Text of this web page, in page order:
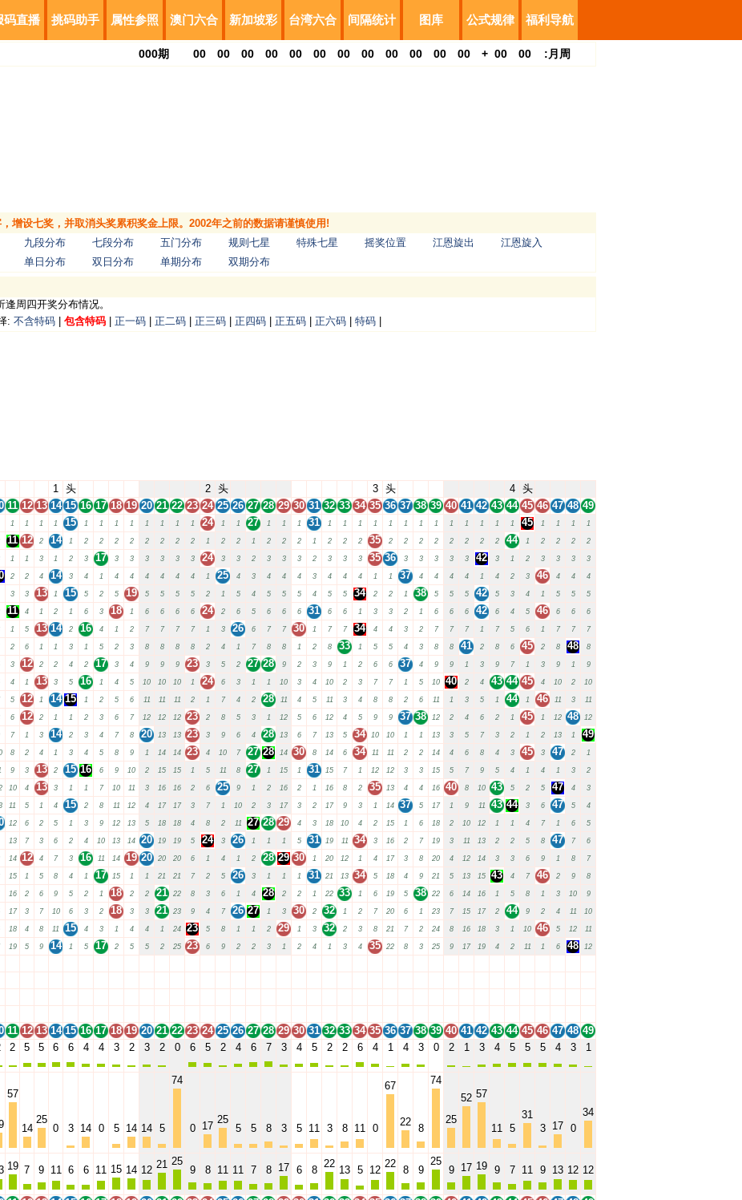
码直播 挑码助手 属性参照 澳门六合 新加坡彩 台湾六合 间隔统计 图库 公式规律 福利导航
000期 00 00 00 00 00 00 00 00 00 00 00 00 + 00 00 : 月 周
增设七奖，并取消头奖累积奖金上限。2002年之前的数据请谨慎使用!
九段分布 七段分布 五门分布 规则七星 特殊七星 摇奖位置 江恩旋出
江恩旋入
单日分布 双日分布 单期分布 双期分布
周四开奖分布情况。
: 不含特码 包含特码 正一码 正二码 正三码 正四码 正五码 正六码 特码
1 头 2 头 3 头 4
头
11 12 13 14 15 16 17 18 19 20 21 22 23 24 25 26 27 28 29 30 31 32 33 34 35 36 37 38 39 40 41 42 43 44 45 46 47 48 49
1 1 1 1 15 1 1 1 1 1 1 1 1 24 1 1 27 1 1 1 31 1 1 1 1 1 1 1 1 1 1 1 1 1 45 1 1 1 1
11 12 2 14 1 2 2 2 2 2 2 2 2 1 2 2 1 2 2 2 1 2 2 2 35 2 2 2 2 2 2 2 2 44 1 2 2 2 2
1 1 3 1 2 3 17 3 3 3 3 3 3 24 3 3 2 3 3 3 2 3 3 3 35 36 3 3 3 3 3 42 3 1 2 3 3 3 3
2 2 4 14 3 4 1 4 4 4 4 4 4 1 25 4 3 4 4 4 3 4 4 4 1 1 37 4 4 4 4 1 4 2 3 46 4 4 4
3 3 13 1 15 5 2 5 19 5 5 5 5 2 1 5 4 5 5 5 4 5 5 34 2 2 1 38 5 5 5 42 5 3 4 1 5 5 5
11 4 1 2 1 6 3 18 1 6 6 6 6 24 2 6 5 6 6 6 31 6 6 1 3 3 2 1 6 6 6 42 6 4 5 46 6 6 6
1 5 13 14 2 16 4 1 2 7 7 7 7 1 3 26 6 7 7 30 1 7 7 34 4 4 3 2 7 7 7 1 7 5 6 1 7 7 7
2 6 1 1 3 1 5 2 3 8 8 8 8 2 4 1 7 8 8 1 2 8 33 1 5 5 4 3 8 8 41 2 8 6 45 2 8 48 8
3 12 2 2 4 2 17 3 4 9 9 9 23 3 5 2 27 28 9 2 3 9 1 2 6 6 37 4 9 9 1 3 9 7 1 3 9 1 9
4 1 13 3 5 16 1 4 5 10 10 10 1 24 6 3 1 1 10 3 4 10 2 3 7 7 1 5 10 40 2 4 43 44 45 4 10 2 10
5 12 1 14 15 1 2 5 6 11 11 11 2 1 7 4 2 28 11 4 5 11 3 4 8 8 2 6 11 1 3 5 1 44 1 46 11 3 11
6 12 2 1 1 2 3 6 7 12 12 12 23 2 8 5 3 1 12 5 6 12 4 5 9 9 37 38 12 2 4 6 2 1 45 1 12 48 12
7 1 3 14 2 3 4 7 8 20 13 13 23 3 9 6 4 28 13 6 7 13 5 34 10 10 1 1 13 3 5 7 3 2 1 2 13 1
49
8 2 4 1 3 4 5 8 9 1 14 14 23 4 10 7 27 28 14 30 8 14 6 34 11 11 2 2 14 4 6 8 4 3 45 3 47 2 1
9 3 13 2 15 16 6 9 10 2 15 15 1 5 11 8 27 1 15 1 31 15 7 1 12 12 3 3 15 5 7 9 5 4 1 4 1 3 2
10 4 13 3 1 1 7 10 11 3 16 16 2 6 25 9 1 2 16 2 1 16 8 2 35 13 4 4 16 40 8 10 43 5 2 5 47 4 3
11 5 1 4 15 2 8 11 12 4 17 17 3 7 1 10 2 3 17 3 2 17 9 3 1 14 37 5 17 1 9 11 43 44 3 6 47 5 4
12 6 2 5 1 3 9 12 13 5 18 18 4 8 2 11 27 28 29 4 3 18 10 4 2 15 1 6 18 2 10 12 1 1 4 7 1 6 5
13 7 3 6 2 4 10 13 14 20 19 19 5 24 3 26 1 1 1 5 31 19 11 34 3 16 2 7 19 3 11 13 2 2 5 8 47 7 6
14 12 4 7 3 16 11 14 19 20 20 20 6 1 4 1 2 28 29 30 1 20 12 1 4 17 3 8 20 4 12 14 3 3 6 9 1 8 7
15 1 5 8 4 1 17 15 1 1 21 21 7 2 5 26 3 1 1 1 31 21 13 34 5 18 4 9 21 5 13 15 43 4 7 46 2 9 8
16 2 6 9 5 2 1 18 2 2 21 22 8 3 6 1 4 28 2 2 1 22 33 1 6 19 5 38 22 6 14 16 1 5 8 1 3 10 9
17 3 7 10 6 3 2 18 3 3 21 23 9 4 7 26 27 1 3 30 2 32 1 2 7 20 6 1 23 7 15 17 2 44 9 2 4 11 10
18 4 8 11 15 4 3 1 4 4 1 24 23 5 8 1 1 2 29 1 3 32 2 3 8 21 7 2 24 8 16 18 3 1 10 46 5 12 11
19 5 9 14 1 5 17 2 5 5 2 25 23 6 9 2 2 3 1 2 4 1 3 4 35 22 8 3 25 9 17 19 4 2 11 1 6 48 12
11 12 13 14 15 16 17 18 19 20 21 22 23 24 25 26 27 28 29 30 31 32 33 34 35 36 37 38 39 40 41 42 43 44 45 46 47 48 49
2 5 5 6 6 4 4 3 2 3 2 0 6 5 2 4 6 7 3 4 5 2 2 6 4 1 4 3 0 2 1 3 4 5 5 5 4 3 1
57
14
25
0 3 14 0 5 14 14 5
74
0 17
25
5 5 8 3 5 11 3 8 11 0
67
22
8
74
25
52 57
11 5
31
3
17 0
34
19 7 9 11 6 6 11 15 14 12 21 25
9 8 11 11 7 8 17 6 8
22
13 5 12
22
8 9
25
9 17 19 9 7 11 9 13 12 12